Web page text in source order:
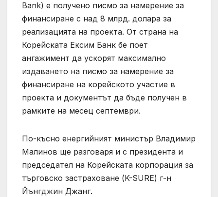
Bank) е получено писмо за намерение за
финансиране с над 8 млрд. долара за
реализацията на проекта. От страна на
Корейската Ексим Банк бе поет
ангажимент да ускорят максимално
издаването на писмо за намерение за
финансиране на корейското участие в
проекта и документът да бъде получен в
рамките на месец септември.
По-късно енергийният министър Владимир
Малинов ще разговаря и с президента и
председател на Корейската корпорация за
търговско застраховане (K-SURE) г-н
Йънгджин Джанг.